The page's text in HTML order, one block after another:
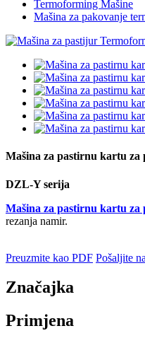
Termoforming Mašine
Mašina za pakovanje
Mašina za pastirnu kartu za
DZL-Y serija
Mašina za pastirnu kartu za
rezanja namir.
Preuzmite kao PDF Pošaljite
Značajka
Primjena